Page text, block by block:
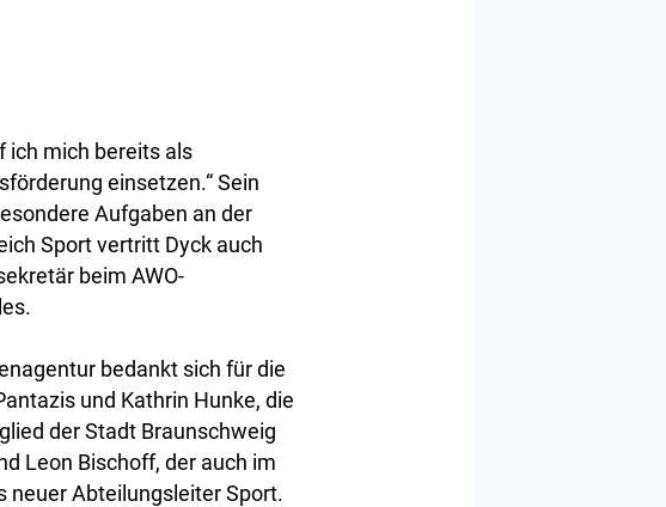
ich mich bereits als
einsetzen.“ Sein
Aufgaben an der
Sport vertritt Dyck auch
beim AWO-
bedankt sich für die
und Kathrin Hunke, die
der Stadt Braunschweig
Leon Bischoff, der auch im
neuer Abteilungsleiter Sport.